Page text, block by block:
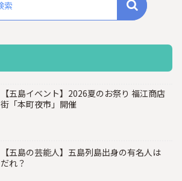
【五島イベント】2026夏のお祭り 福江商店
街「本町夜市」開催
【五島の芸能人】五島列島出身の有名人は
だれ？